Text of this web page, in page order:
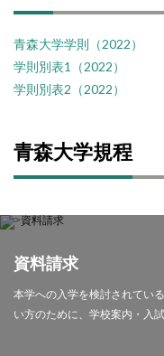
青森大学学則（2022）
学則別表1（2022）
学則別表2（2022）
青森大学規程
資料請求
本学への入学を検討されてい
い方のために、学校案内・入